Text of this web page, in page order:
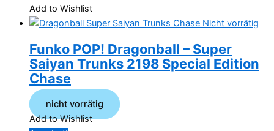
Add to Wishlist
Nicht vorrätig
Funko POP! Dragonball – Super
Saiyan Trunks 2198 Special Edition
Chase
nicht vorrätig
Add to Wishlist